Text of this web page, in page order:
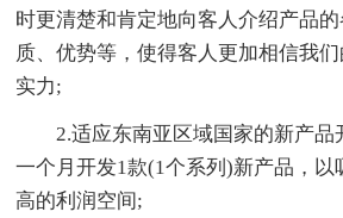
时更清楚和肯定地向客人介绍产品
质、优势等，使得客人更加相信我
实力;
2.适应东南亚区域国家的新产
一个月开发1款(1个系列)新产品，以
高的利润空间;